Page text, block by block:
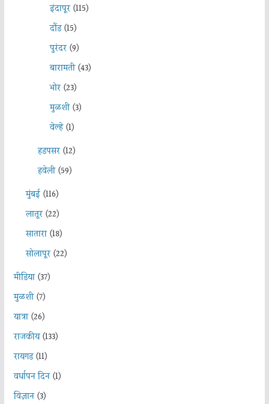
इंदापूर(115)
दौंड(15)
पुरंदर(9)
बारामती(43)
भोर(23)
मुळशी(3)
वेल्हे(1)
हडपसर(12)
हवेली(59)
मुंबई(116)
लातूर(22)
सातारा(18)
सोलापूर(22)
मीडिया(37)
मुळशी(7)
यात्रा(26)
राजकीय(133)
रायगड(11)
वर्धापन दिन(1)
विज्ञान(3)